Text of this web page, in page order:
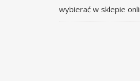
wybierać w sklepie